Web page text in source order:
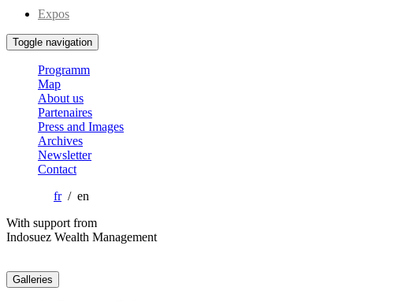
Expos
Toggle navigation
Programm
Map
About us
Partenaires
Press and Images
Archives
Newsletter
Contact
fr/ en
With support from
Indosuez Wealth Management
Galleries